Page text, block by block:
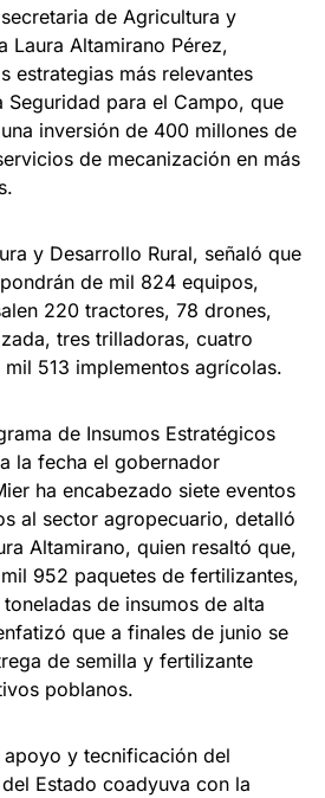
de Agricultura y
Laura Altamirano Pérez,
estrategias más relevantes
Seguridad para el Campo, que
inversión de 400 millones de
de mecanización en más
y Desarrollo Rural, señaló que
de mil 824 equipos,
220 tractores, 78 drones,
tres trilladoras, cuatro
513 implementos agrícolas.
de Insumos Estratégicos
la fecha el gobernador
ha encabezado siete eventos
al sector agropecuario, detalló
Altamirano, quien resaltó que,
952 paquetes de fertilizantes,
de insumos de alta
que a finales de junio se
de semilla y fertilizante
poblanos.
y tecnificación del
Estado coadyuva con la